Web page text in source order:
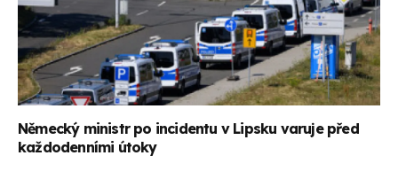
Německý ministr po incidentu v Lipsku varuje před
každodenními útoky